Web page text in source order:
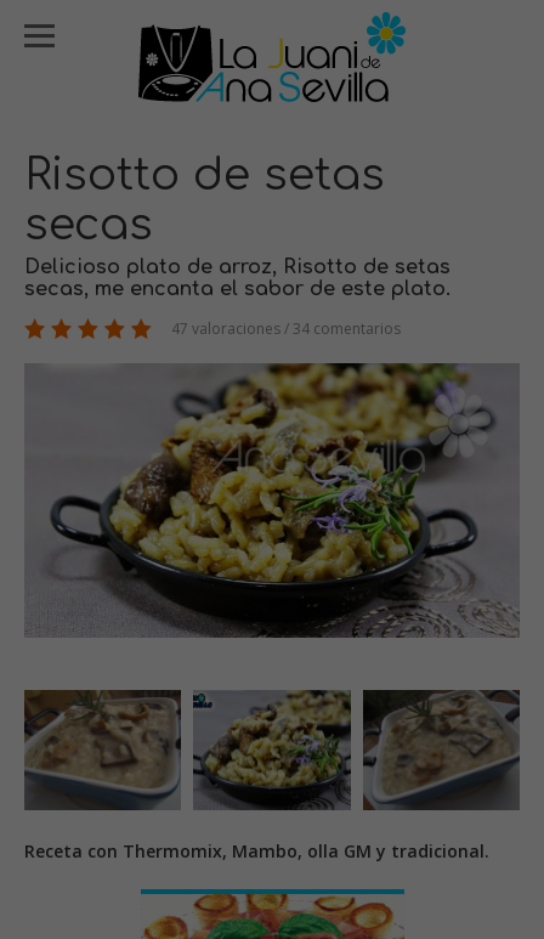
Risotto de setas
secas
Delicioso plato de arroz, Risotto de setas
secas, me encanta el sabor de este plato.
47 valoraciones / 34 comentarios
Receta con Thermomix, Mambo, olla GM y tradicional.